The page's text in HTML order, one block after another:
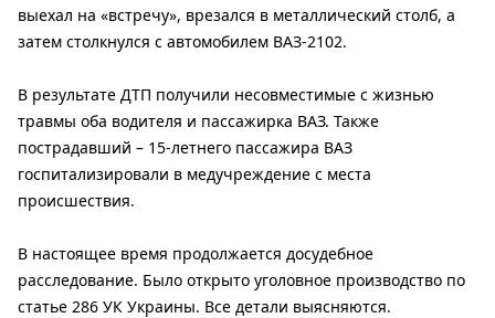
выехал на «встречу», врезался в металлический столб, а
затем столкнулся с автомобилем ВАЗ-2102.
В результате ДТП получили несовместимые с жизнью
травмы оба водителя и пассажирка ВАЗ. Также
пострадавший – 15-летнего пассажира ВАЗ
госпитализировали в медучреждение с места
происшествия.
В настоящее время продолжается досудебное
расследование. Было открыто уголовное производство по
статье 286 УК Украины. Все детали выясняются.